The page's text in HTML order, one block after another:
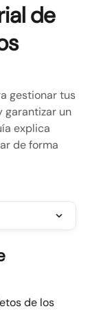
de
gestionar tus
garantizar un
explica
de forma
de los